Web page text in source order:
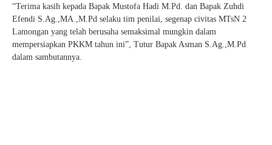
“Terima kasih kepada Bapak Mustofa Hadi M.Pd. dan Bapak Zuhdi
Efendi S.Ag.,MA.,M.Pd selaku tim penilai, segenap civitas MTsN 2
Lamongan yang telah berusaha semaksimal mungkin dalam
mempersiapkan PKKM tahun ini”, Tutur Bapak Asman S.Ag.,M.Pd
dalam sambutannya.